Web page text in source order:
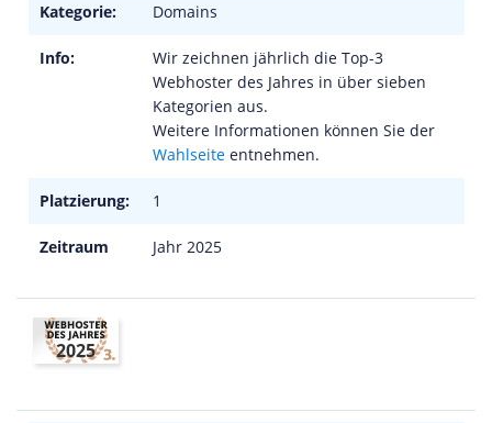
Kategorie: Domains
Info:
Wir zeichnen jährlich die Top-3
Webhoster des Jahres in über sieben
Kategorien aus.
Weitere Informationen können Sie der
Wahlseite entnehmen.
Platzierung: 1
Zeitraum Jahr 2025
2025